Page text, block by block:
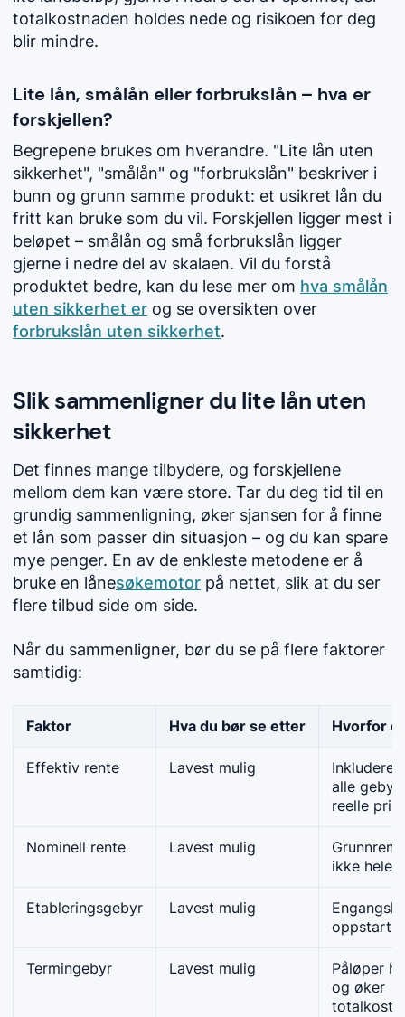
totalkostnaden holdes nede og risikoen for deg
blir mindre.
Lite lån, smålån eller forbrukslån – hva er
forskjellen?
Begrepene brukes om hverandre. "Lite lån uten
sikkerhet", "smålån" og "forbrukslån" beskriver i
bunn og grunn samme produkt: et usikret lån du
fritt kan bruke som du vil. Forskjellen ligger mest i
beløpet – smålån og små forbrukslån ligger
gjerne i nedre del av skalaen. Vil du forstå
produktet bedre, kan du lese mer om hva smålån
uten sikkerhet er og se oversikten over
forbrukslån uten sikkerhet.
Slik sammenligner du lite lån uten
sikkerhet
Det finnes mange tilbydere, og forskjellene
mellom dem kan være store. Tar du deg tid til en
grundig sammenligning, øker sjansen for å finne
et lån som passer din situasjon – og du kan spare
mye penger. En av de enkleste metodene er å
bruke en lånesøkemotor på nettet, slik at du ser
flere tilbud side om side.
Når du sammenligner, bør du se på flere faktorer
samtidig:
Faktor Hva du bør se etter Hvorfor
Effektiv rente Lavest mulig
alle
reelle
Nominell rente Lavest mulig
ikke hele
Etableringsgebyr Lavest mulig
oppstart
Termingebyr Lavest mulig
Påløper
og øker